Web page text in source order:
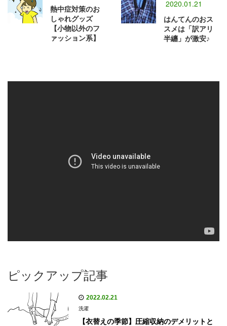
熱中症対策のお
しゃれグッズ
【小物以外のフ
ァッション系】
2020.01.21
はんてんのおス
スメは「訳アリ
半纏」が激安♪
ピックアップ記事
2022.02.21
洗濯
【衣替えの季節】圧縮収納のデメリットと